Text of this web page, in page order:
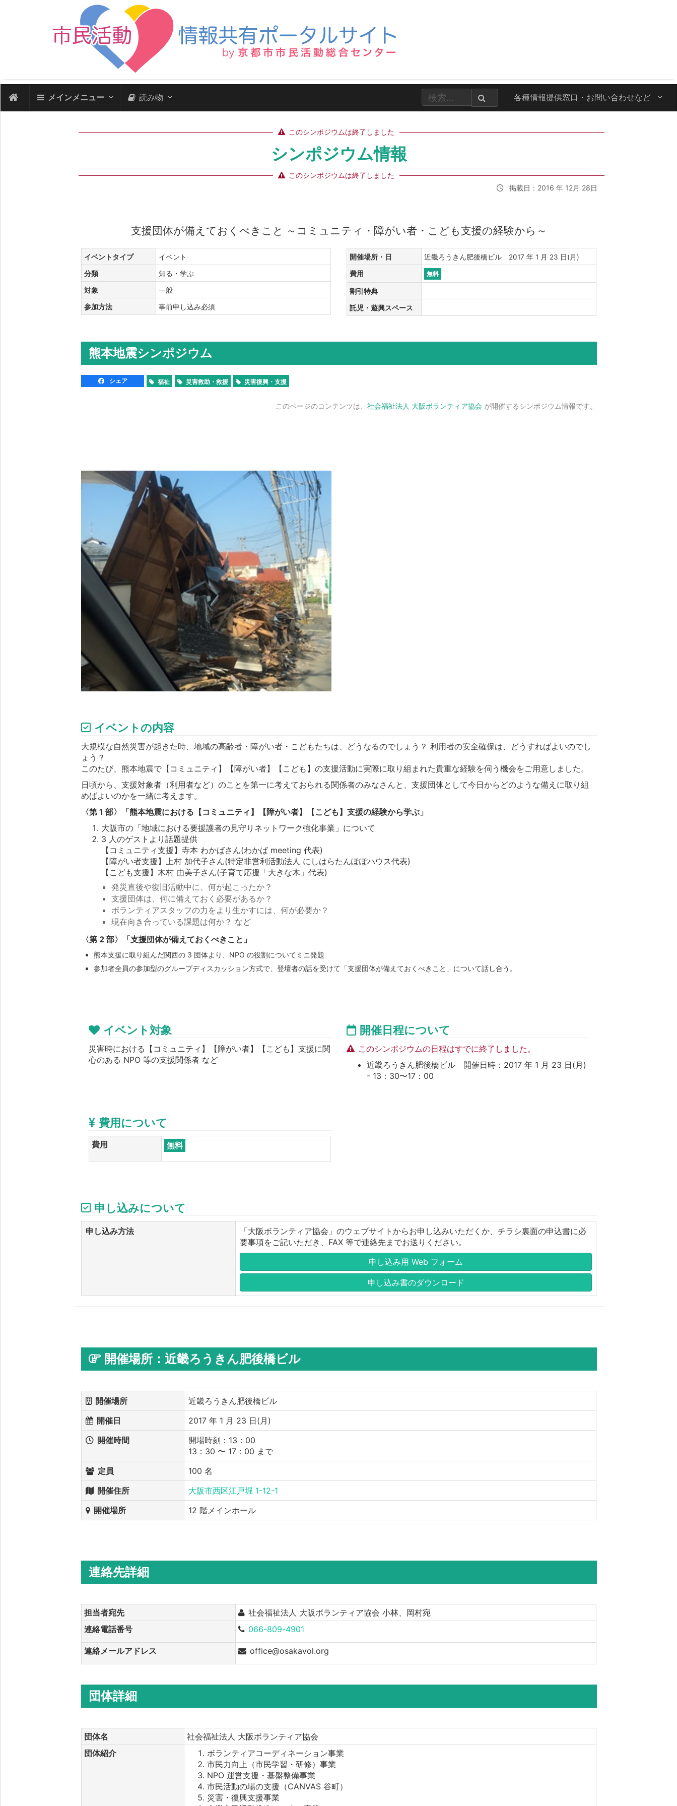
メインメニュー 読み物 各種情報提供窓口・ お問い合わせなど
このシンポジウムは終了しました
シンポジウム情報
このシンポジウムは終了しました
掲載日：2016 年 12月 28日
支援団体が備えておくべきこと ～コミュニティ・障がい者・こども支援の経験から～
イベントタイプ イベント
分類 知る・学ぶ
対象 一般
参加方法 事前申し込み必須
開催場所・日 近畿ろうきん肥後橋ビル 2017 年 1 月 23 日(月)
費用 無料
割引特典
託児・遊興スペース
熊本地震シンポジウム
シェア 福祉 災害救助・救援 災害復興・支援
このページのコンテンツは、 社会福祉法人 大阪ボランティア協会が開催するシンポジウム情報です。
イベントの内容
大規模な自然災害が起きた時、地域の高齢者・障がい者・こどもたちは、どうなるのでしょう？ 利用者の安全確保は、どうすればよいのでし
ょう？
このたび、熊本地震で【コミュニティ】【障がい者】【こども】の支援活動に実際に取り組まれた貴重な経験を伺う機会をご用意しました。
日頃から、支援対象者（利用者など）のことを第一に考えておられる関係者のみなさんと、支援団体として今日からどのような備えに取り組
めばよいのかを一緒に考えます。
〈第 1 部〉「熊本地震における【コミュニティ】【障がい者】【こども】支援の経験から学ぶ」
大阪市の「地域における要援護者の見守りネットワーク強化事業」について
3 人のゲストより話題提供
【コミュニティ支援】寺本 わかばさん(わかば meeting 代表)
【障がい者支援】上村 加代子さん(特定非営利活動法人 にしはらたんぽぽハウス代表)
【こども支援】木村 由美子さん(子育て応援「大きな木」代表)
発災直後や復旧活動中に、何が起こったか？
支援団体は、何に備えておく必要があるか？
ボランティアスタッフの力をより生かすには、何が必要か？
現在向き合っている課題は何か？ など
〈第 2 部〉「支援団体が備えておくべきこと」
熊本支援に取り組んだ関西の 3 団体より、NPO の役割についてミニ発題
参加者全員の参加型のグループディスカッション方式で、登壇者の話を受けて「支援団体が備えておくべきこと」について話し合う。
イベント対象
災害時における【コミュニティ】【障がい者】【こども】支援に関
心のある NPO 等の支援関係者 など
開催日程について
このシンポジウムの日程はすでに終了しました。
近畿ろうきん肥後橋ビル 開催日時：2017 年 1 月 23 日(月)
- 13：30〜17：00
費用について
費用 無料
申し込みについて
申し込み方法
「大阪ボランティア協会」のウェブサイトからお申し込みいただくか、チラシ裏面の申込書に必
要事項をご記いただき、FAX 等で連絡先までお送りください。
申し込み用 Web フォーム
申し込み書のダウンロード
開催場所：近畿ろうきん肥後橋ビル
開催場所
近畿ろうきん肥後橋ビル
開催日
2017 年 1 月 23 日(月)
開催時間
開場時刻：13：00
13：30 〜 17：00 まで
定員
100 名
開催住所
大阪市西区江戸堀 1-12-1
開催場所
12 階メインホール
連絡先詳細
担当者宛先
社会福祉法人 大阪ボランティア協会 小林、岡村宛
連絡電話番号
066-809-4901
連絡メールアドレス office@osakavol.org
団体詳細
団体名
社会福祉法人 大阪ボランティア協会
団体紹介
ボランティアコーディネーション事業
市民力向上（市民学習・研修）事業
NPO 運営支援・基盤整備事業
市民活動の場の支援（CANVAS 谷町）
災害・復興支援事業